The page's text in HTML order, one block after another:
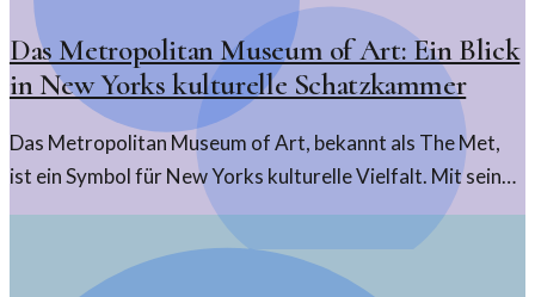
Das Metropolitan Museum of Art: Ein Blick
in New Yorks kulturelle Schatzkammer
Das Metropolitan Museum of Art, bekannt als The Met,
ist ein Symbol für New Yorks kulturelle Vielfalt. Mit seiner
beeindruckenden Sammlung zieht es Besucher aus aller